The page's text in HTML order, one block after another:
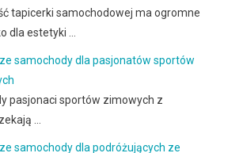
tapicerki samochodowej ma ogromne
dla estetyki …
samochody dla pasjonatów sportów
pasjonaci sportów zimowych z
…
samochody dla podróżujących ze